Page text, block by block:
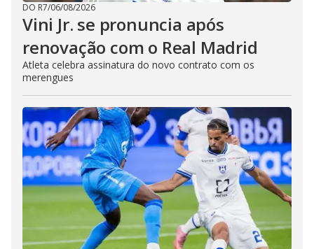
DO R7/06/08/2026
Vini Jr. se pronuncia após
renovação com o Real Madrid
Atleta celebra assinatura do novo contrato com os
merengues